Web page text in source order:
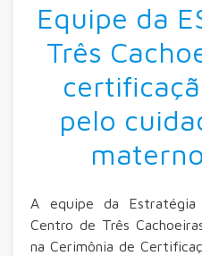
Equipe da
Três
pelo
A equipe da Estratégia
Centro de Três
na Cerimônia de